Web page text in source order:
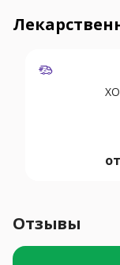
от
Отзывы